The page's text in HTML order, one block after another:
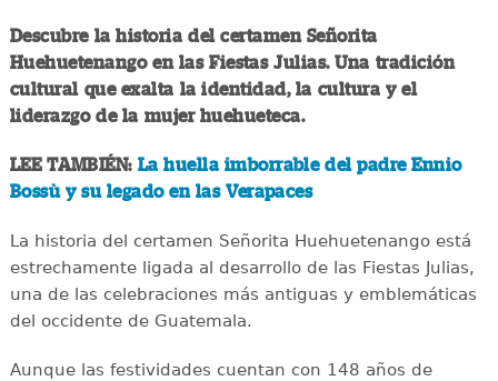
Descubre la historia del certamen Señorita
Huehuetenango en las Fiestas Julias. Una tradición
cultural que exalta la identidad, la cultura y el
liderazgo de la mujer huehueteca.
LEE TAMBIÉN: La huella imborrable del padre Ennio
Bossù y su legado en las Verapaces
La historia del certamen Señorita Huehuetenango está
estrechamente ligada al desarrollo de las Fiestas Julias,
una de las celebraciones más antiguas y emblemáticas
del occidente de Guatemala.
Aunque las festividades cuentan con 148 años de